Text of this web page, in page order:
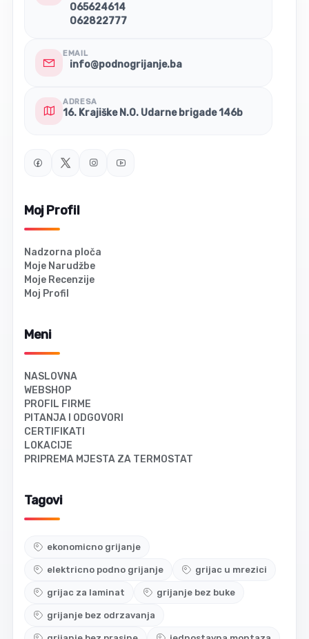
065624614
062822777
EMAIL
info@podnogrijanje.ba
ADRESA
16. Krajiške N.O. Udarne brigade 146b
Moj Profil
Nadzorna ploča
Moje Narudžbe
Moje Recenzije
Moj Profil
Meni
NASLOVNA
WEBSHOP
PROFIL FIRME
PITANJA I ODGOVORI
CERTIFIKATI
LOKACIJE
PRIPREMA MJESTA ZA TERMOSTAT
Tagovi
ekonomicno grijanje
elektricno podno grijanje grijac u mrezici
grijac za laminat grijanje bez buke
grijanje bez odrzavanja